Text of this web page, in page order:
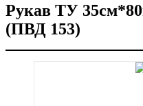
Рукав ТУ
(ПВД 153)